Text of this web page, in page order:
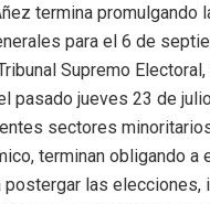
termina promulgando
para el 6 de
Supremo Electoral,
pasado jueves 23 de
sectores
terminan obligando a
las elecciones,